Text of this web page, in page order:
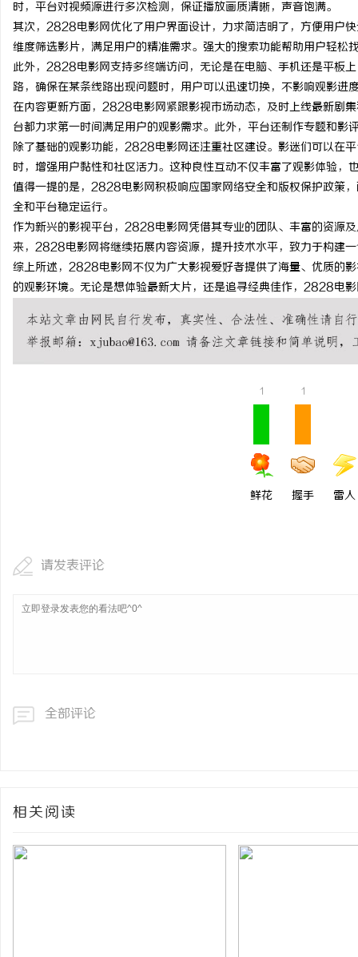
时，平台对视频源进行多次检测，保证播放画质清晰，声音饱满。
其次，2828电影网优化了用户界面设计，力求简洁明了，方便用户
维度筛选影片，满足用户的精准需求。强大的搜索功能帮助用户轻松
此外，2828电影网支持多终端访问，无论是在电脑、手机还是平板
路，确保在某条线路出现问题时，用户可以迅速切换，不影响观影进
在内容更新方面，2828电影网紧跟影视市场动态，及时上线最新剧
台都力求第一时间满足用户的观影需求。此外，平台还制作专题和影
除了基础的观影功能，2828电影网还注重社区建设。影迷们可以在
时，增强用户黏性和社区活力。这种良性互动不仅丰富了观影体验，
值得一提的是，2828电影网积极响应国家网络安全和版权保护政策
全和平台稳定运行。
作为新兴的影视平台，2828电影网凭借其专业的团队、丰富的资源
来，2828电影网将继续拓展内容资源，提升技术水平，致力于构建
综上所述，2828电影网不仅为广大影视爱好者提供了海量、优质的
的观影环境。无论是想体验最新大片，还是追寻经典佳作，2828电
1
鲜花
1
握手 雷人
请发表评论
全部评论
相关阅读
店最怕“搜不到”为什么隔壁店铺没花钱，
天天给他免费派单？
揭秘！专业充电桩项目
哪些行业秘诀？